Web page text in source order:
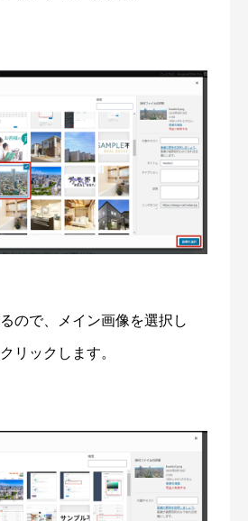
ので、メイン画像を選択し
リックします。